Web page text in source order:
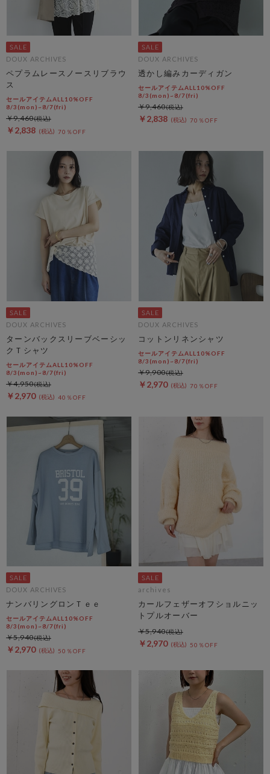
DOUX ARCHIVES
ペプラムレースノースリブラウ
ス
セールアイテムALL10%OFF
8/3(mon)~8/7(fri)
￥2,838 70％OFF
￥9,460
DOUX ARCHIVES
透かし編みカーディガン
セールアイテムALL10%OFF
8/3(mon)~8/7(fri)
￥2,838 70％OFF
￥9,460
DOUX ARCHIVES
ターンバックスリーブベーシッ
クＴシャツ
セールアイテムALL10%OFF
8/3(mon)~8/7(fri)
￥2,970 40％OFF
￥4,950
DOUX ARCHIVES
コットンリネンシャツ
セールアイテムALL10%OFF
8/3(mon)~8/7(fri)
￥2,970 70％OFF
￥9,900
DOUX ARCHIVES
ナンバリングロンＴｅｅ
セールアイテムALL10%OFF
8/3(mon)~8/7(fri)
￥2,970 50％OFF
￥5,940
archives
カールフェザーオフショルニッ
トプルオーバー
￥2,970 50％OFF
￥5,940